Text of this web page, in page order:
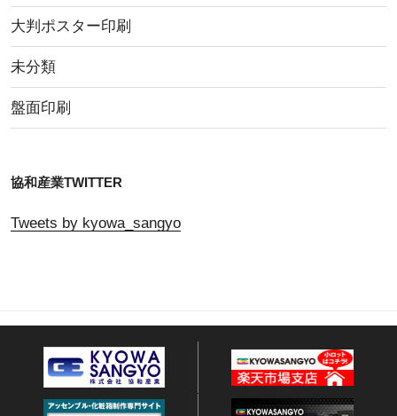
大判ポスター印刷
未分類
盤面印刷
協和産業TWITTER
Tweets by kyowa_sangyo